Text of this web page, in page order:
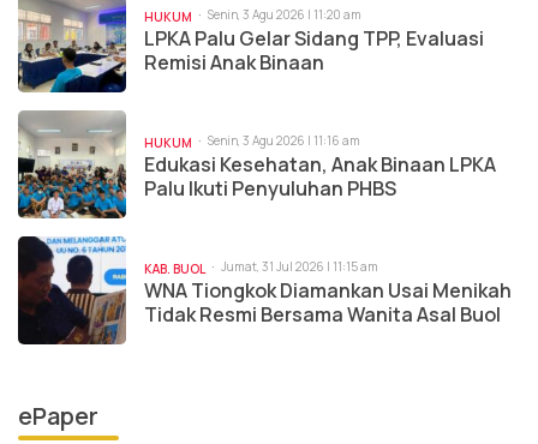
HUKUM Senin, 3 Agu 2026 | 11:20 am
LPKA Palu Gelar Sidang TPP, Evaluasi
Remisi Anak Binaan
HUKUM Senin, 3 Agu 2026 | 11:16 am
Edukasi Kesehatan, Anak Binaan LPKA
Palu Ikuti Penyuluhan PHBS
KAB. BUOL Jumat, 31 Jul 2026 | 11:15 am
WNA Tiongkok Diamankan Usai Menikah
Tidak Resmi Bersama Wanita Asal Buol
ePaper